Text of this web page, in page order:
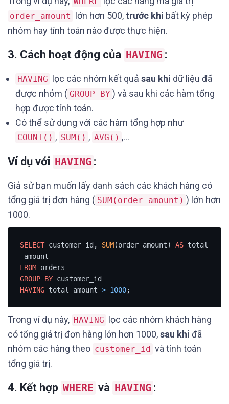
order_amount lớn hơn 500,trước khi bất kỳ phép
nhóm hay tính toán nào được thực hiện.
3. Cách hoạt động của HAVING :
HAVING lọc các nhóm kết quả sau khi dữ liệu đã
được nhóm ( GROUP BY ) và sau khi các hàm tổng
hợp được tính toán.
Có thể sử dụng với các hàm tổng hợp như
COUNT() , SUM() , AVG() ,…
Ví dụ với HAVING :
Giả sử bạn muốn lấy danh sách các khách hàng có
tổng giá trị đơn hàng ( SUM(order_amount) ) lớn hơn
1000.
SELECT customer_id, SUM(order_amount) AS total
FROM
GROUP BY
customer_id
HAVING total_amount > 1000;
Trong ví dụ này, HAVING
lọc các nhóm khách hàng
có tổng giá trị đơn hàng lớn hơn 1000,sau khi đã
nhóm các hàng theo customer_id và tính toán
tổng giá trị.
4. Kết hợp WHERE và HAVING :